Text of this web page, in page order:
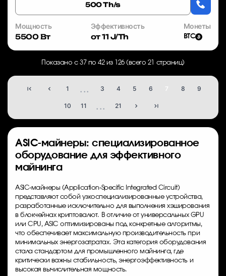
500 Th/s
Мощность
5500 Вт
Эффективность
от 11 J/Th
Монеты
BTC
1 ... 3 4 5 6 7 8 9
10 11 ... 21
Показано с 37 по 42 из 126 (всего 21 страниц)
ASIC-майнеры: специализированное
оборудование для эффективного
майнинга
ASIC-майнеры (Application-Specific Integrated Circuit)
представляют собой узкоспециализированные устройства,
разработанные исключительно для выполнения хэширования
в блокчейнах криптовалют. В отличие от универсальных GPU
или CPU, ASIC оптимизированы под конкретные алгоритмы,
что обеспечивает максимальную производительность при
минимальных энергозатратах. Эта категория оборудования
стала стандартом для промышленного майнинга, где
критически важны стабильность, энергоэффективность и
высокая вычислительная мощность.